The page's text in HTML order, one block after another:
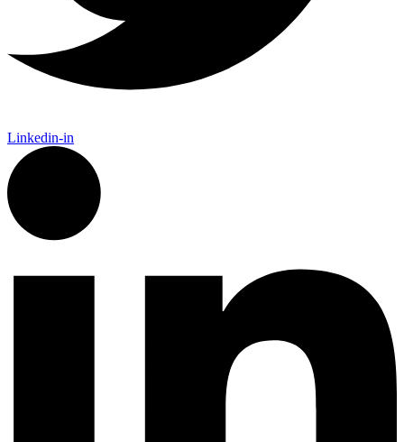
Linkedin-in